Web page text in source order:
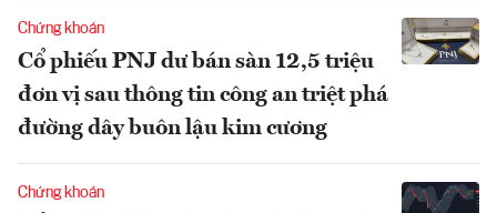
Chứng khoán
Cổ phiếu PNJ dư bán sàn 12,5 triệu
đơn vị sau thông tin công an triệt phá
đường dây buôn lậu kim cương
Chứng khoán